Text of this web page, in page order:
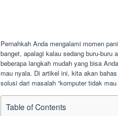
Pernahkah Anda mengalami momen
banget, apalagi kalau sedang buru-buru
beberapa langkah mudah yang bisa
mau nyala. Di artikel ini, kita akan
solusi dari masalah “komputer tidak mau
Table of Contents